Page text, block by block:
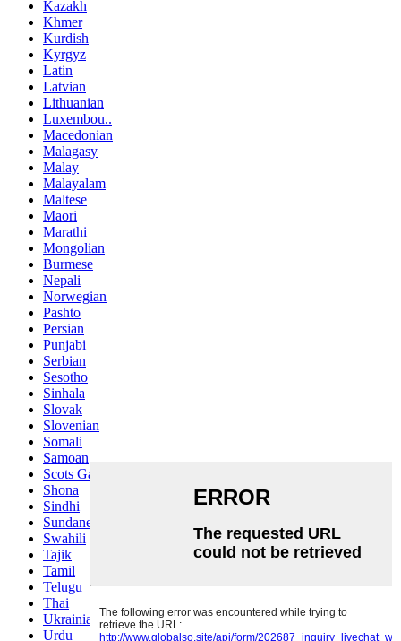
Kazakh
Khmer
Kurdish
Kyrgyz
Latin
Latvian
Lithuanian
Luxembou..
Macedonian
Malagasy
Malay
Malayalam
Maltese
Maori
Marathi
Mongolian
Burmese
Nepali
Norwegian
Pashto
Persian
Punjabi
Serbian
Sesotho
Sinhala
Slovak
Slovenian
Somali
Samoan
Scots Gaelic
Shona
Sindhi
Sundanese
Swahili
Tajik
Tamil
Telugu
Thai
Ukrainian
Urdu